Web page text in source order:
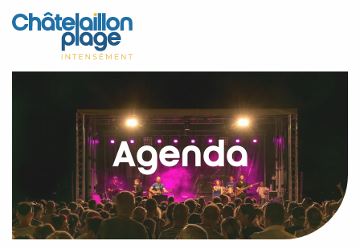
Aller
au
principal
Inicio – ES
Descubra
Actividades
Citas
Su estancia - ES
Agenda